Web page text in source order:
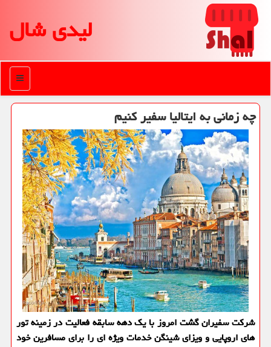
لیدی شال
منو
چه زمانی به ایتالیا سفیر كنیم
شركت سفیران گشت امروز با یك دهه سابقه فعالیت در زمینه تور
های اروپایی و ویزای شینگن خدمات ویژه ای را برای مسافرین خود